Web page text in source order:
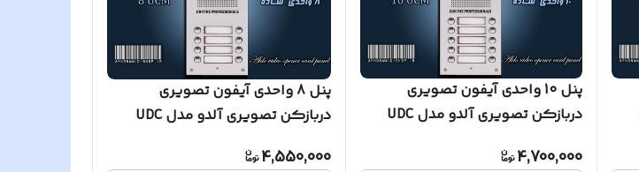
پنل 10 واحدی آیفون تصویری
دربازکن تصویری آلدو مدل UDC
4,700,000
پنل 8 واحدی آیفون تصویری
دربازکن تصویری آلدو مدل UDC
4,550,000